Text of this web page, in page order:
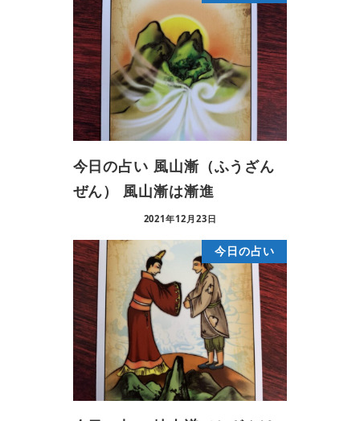
今日の占い 風山漸（ふうざん
ぜん） 風山漸は漸進
2021年12月23日
今日の占い